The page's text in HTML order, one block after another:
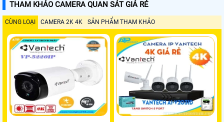
THAM KHẢO CAMERA QUAN SÁT GIÁ RẺ
CÙNG LOẠI CAMERA 2K 4K SẢN PHẨM THAM KHẢO